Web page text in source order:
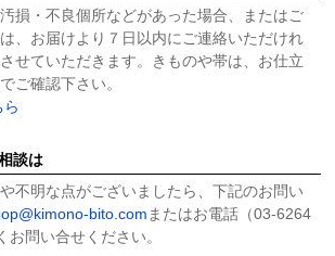
損・不良個所などがあった場合、またはご
、お届けより７日以内にご連絡いただけれ
せていただきます。きものや帯は、お仕立
ご確認下さい。
ら
談は
不明な点がございましたら、下記のお問い
bito.com またはお電話（03-6264
問い合せください。